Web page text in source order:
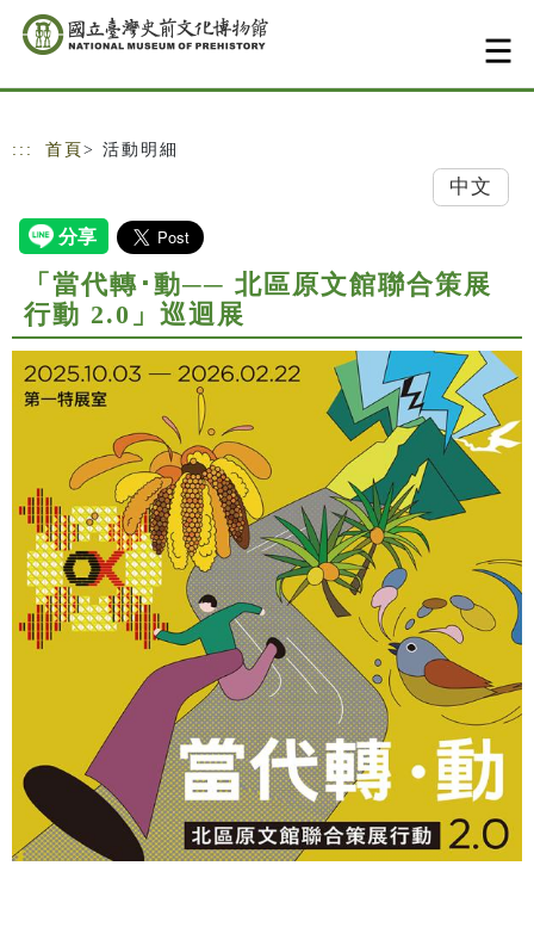
跳到主要內容
網站導覽
::: 首頁 > 活動明細
中文
「當代轉･動── 北區原文館聯合策展
行動 2.0」巡迴展